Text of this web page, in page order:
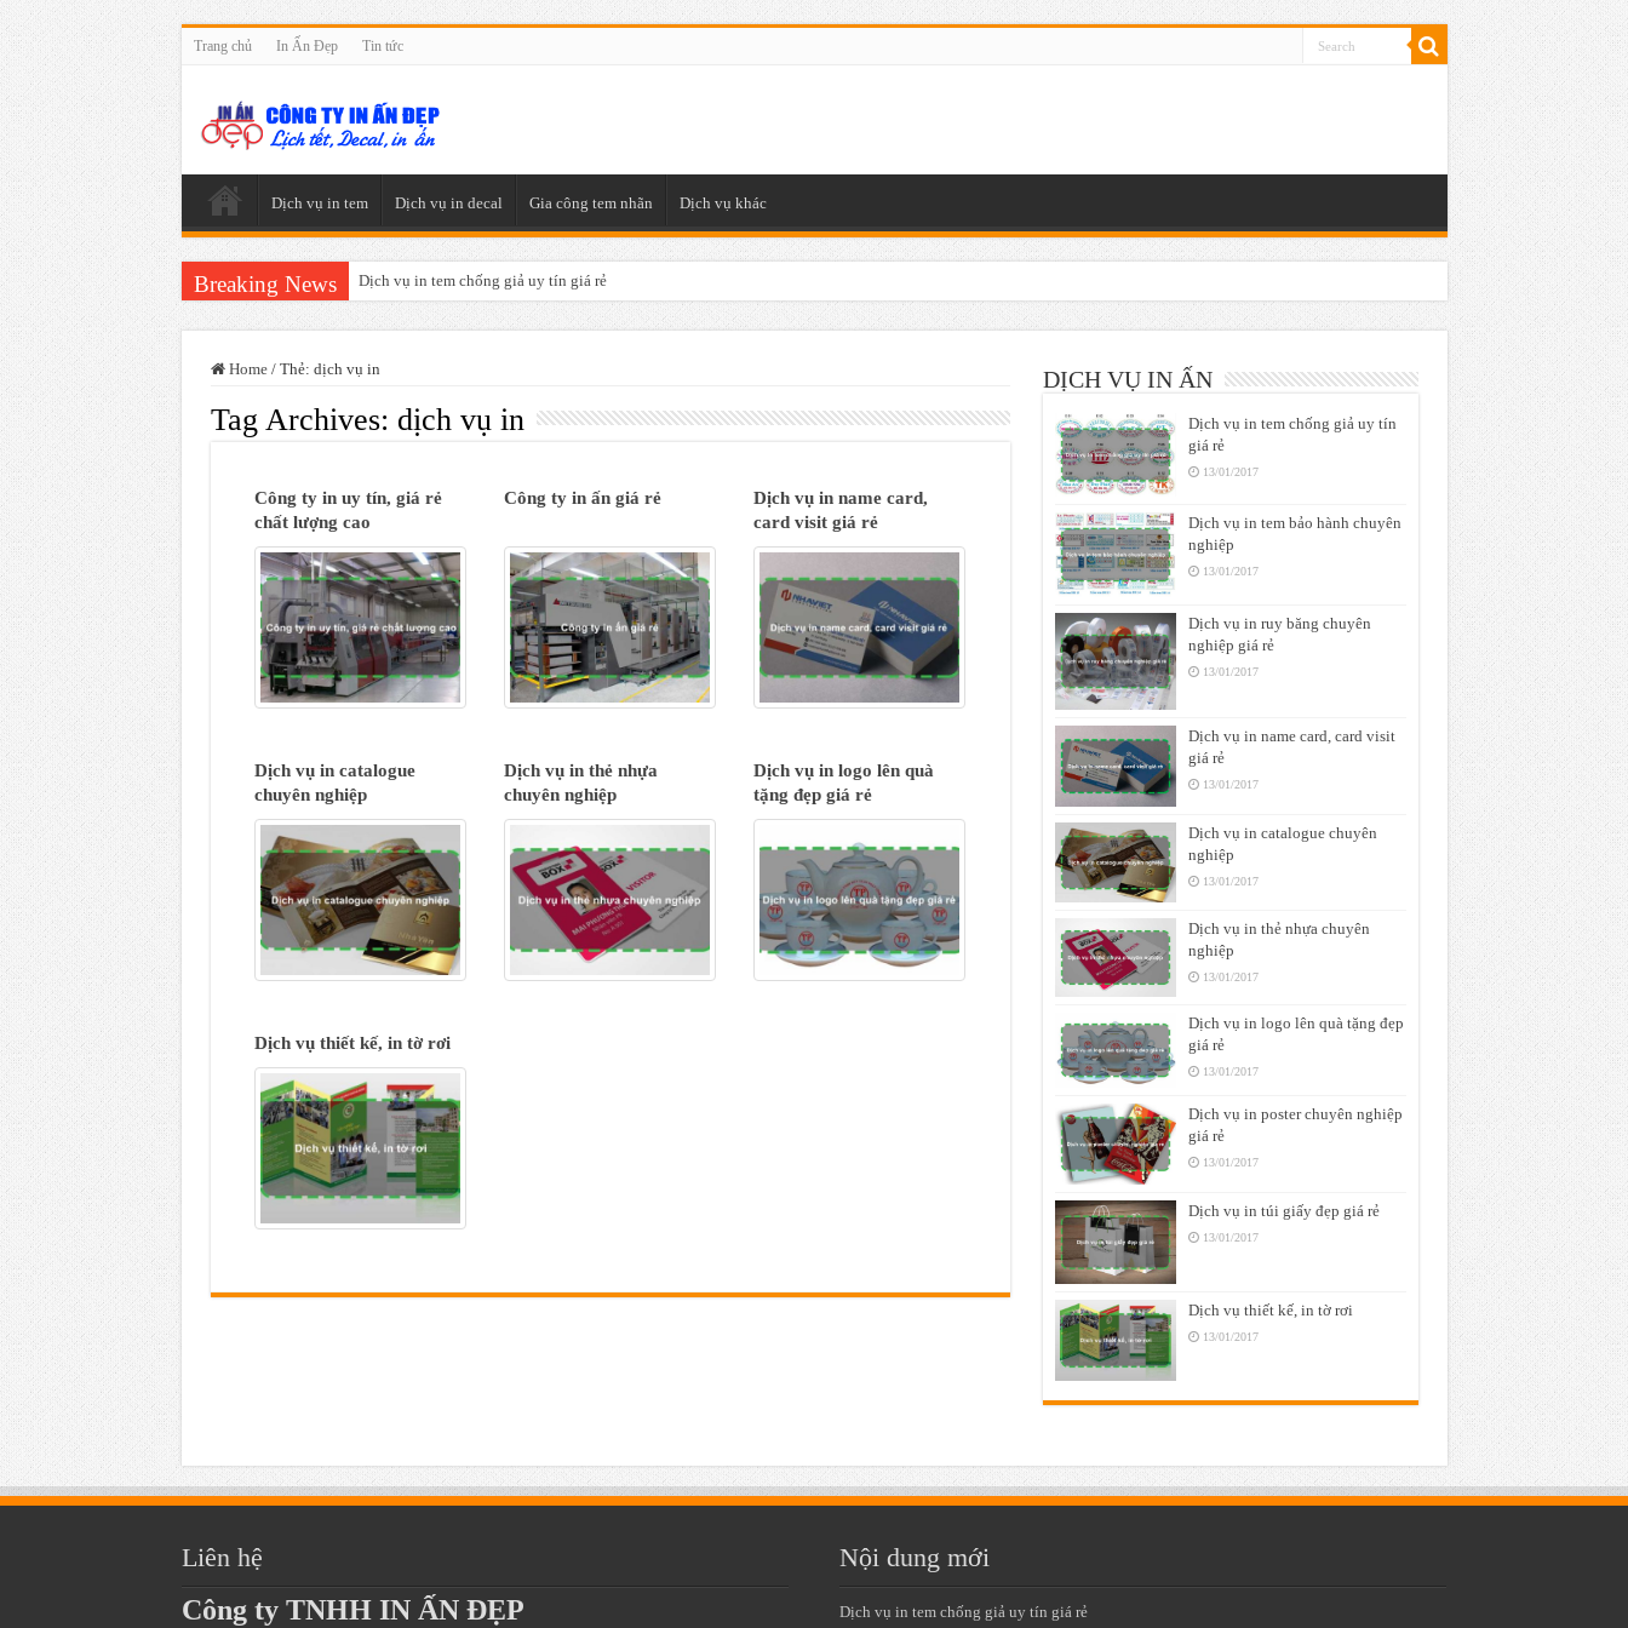
Trang chủ In Ấn Đẹp Tin tức
Dịch vụ in tem Dịch vụ in decal Gia công tem nhãn Dịch vụ khác
Breaking News Dịch vụ in tem chống giả uy tín giá rẻ
Home / Thẻ: dịch vụ in
Tag Archives: dịch vụ in
Công ty in uy tín, giá rẻ
chất lượng cao
Công ty in ấn giá rẻ
Dịch vụ in name card,
card visit giá rẻ
Dịch vụ in catalogue
chuyên nghiệp
Dịch vụ in thẻ nhựa
chuyên nghiệp
Dịch vụ in logo lên quà
tặng đẹp giá rẻ
Dịch vụ thiết kế, in tờ rơi
DỊCH VỤ IN ẤN
Dịch vụ in tem chống giả uy tín
giá rẻ
13/01/2017
Dịch vụ in tem bảo hành chuyên
nghiệp
13/01/2017
Dịch vụ in ruy băng chuyên
nghiệp giá rẻ
13/01/2017
Dịch vụ in name card, card visit
giá rẻ
13/01/2017
Dịch vụ in catalogue chuyên
nghiệp
13/01/2017
Dịch vụ in thẻ nhựa chuyên
nghiệp
13/01/2017
Dịch vụ in logo lên quà tặng đẹp
giá rẻ
13/01/2017
Dịch vụ in poster chuyên nghiệp
giá rẻ
13/01/2017
Dịch vụ in túi giấy đẹp giá rẻ
13/01/2017
Dịch vụ thiết kế, in tờ rơi
13/01/2017
Liên hệ
Công ty TNHH IN ẤN ĐẸP
Nội dung mới
Dịch vụ in tem chống giả uy tín giá rẻ